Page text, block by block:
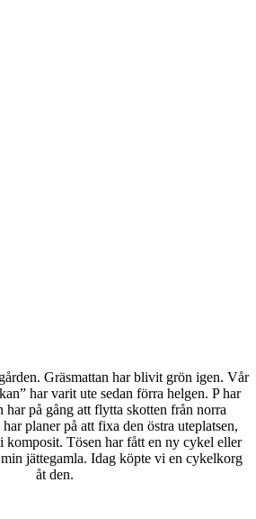
Gräsmattan har blivit grön igen. Vår
har varit ute sedan förra helgen. P har
har på gång att flytta skotten från norra
planer på att fixa den östra uteplatsen,
komposit. Tösen har fått en ny cykel eller
jättegamla. Idag köpte vi en cykelkorg
åt den.